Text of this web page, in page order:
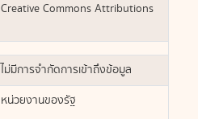
Creative Commons Attributions
ไม่มีการจำกัดการเข้าถึงข้อมูล
หน่วยงานของรัฐ